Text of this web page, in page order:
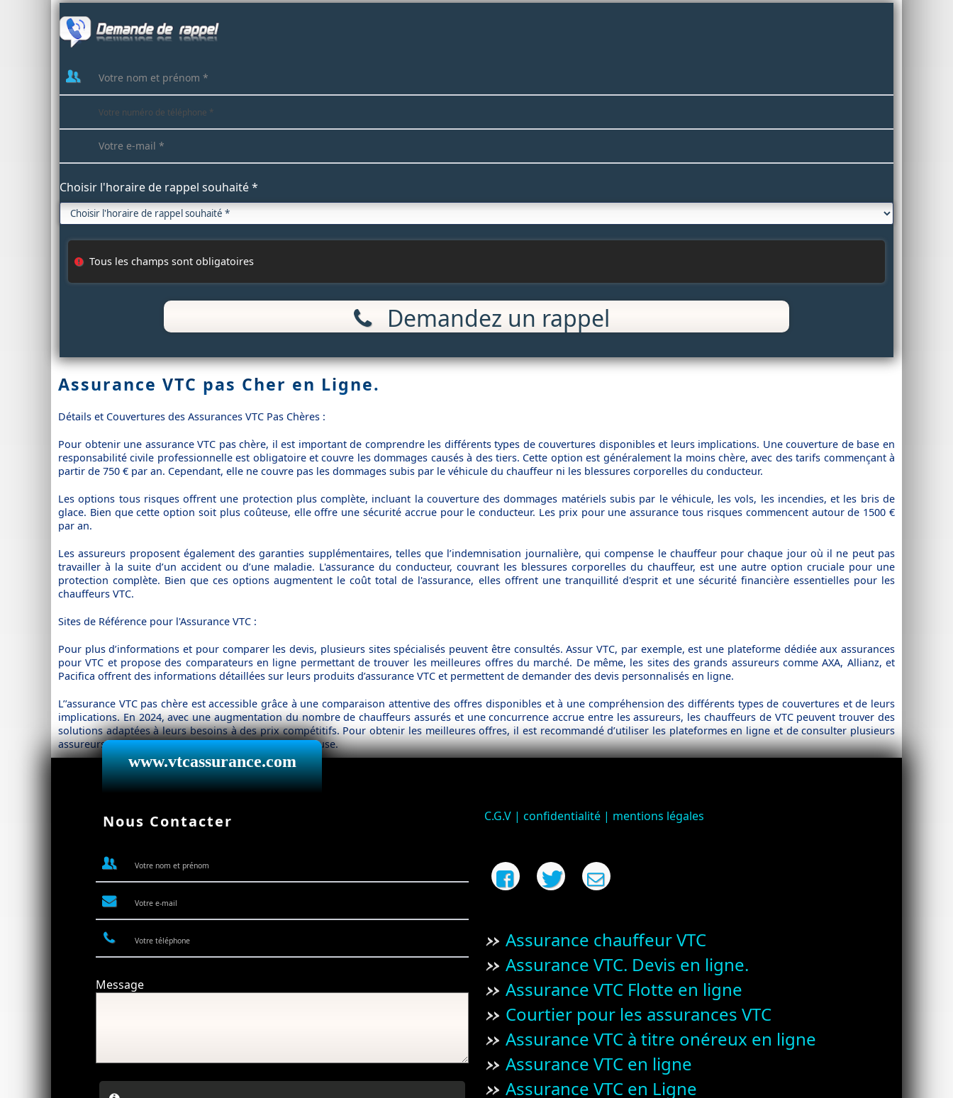
Choisir l'horaire de rappel souhaité *
Tous les champs sont obligatoires
Demandez un rappel
Assurance VTC pas Cher en Ligne.
Détails et Couvertures des Assurances VTC Pas Chères :
Pour obtenir une assurance VTC pas chère, il est important de comprendre les différents types de couvertures disponibles et leurs implications. Une couverture de base en
responsabilité civile professionnelle est obligatoire et couvre les dommages causés à des tiers. Cette option est généralement la moins chère, avec des tarifs commençant à
partir de 750 € par an. Cependant, elle ne couvre pas les dommages subis par le véhicule du chauffeur ni les blessures corporelles du conducteur.
Les options tous risques offrent une protection plus complète, incluant la couverture des dommages matériels subis par le véhicule, les vols, les incendies, et les bris de
glace. Bien que cette option soit plus coûteuse, elle offre une sécurité accrue pour le conducteur. Les prix pour une assurance tous risques commencent autour de 1500 €
par an.
Les assureurs proposent également des garanties supplémentaires, telles que l’indemnisation journalière, qui compense le chauffeur pour chaque jour où il ne peut pas
travailler à la suite d’un accident ou d’une maladie. L'assurance du conducteur, couvrant les blessures corporelles du chauffeur, est une autre option cruciale pour une
protection complète. Bien que ces options augmentent le coût total de l'assurance, elles offrent une tranquillité d'esprit et une sécurité financière essentielles pour les
chauffeurs VTC.
Sites de Référence pour l'Assurance VTC :
Pour plus d’informations et pour comparer les devis, plusieurs sites spécialisés peuvent être consultés. Assur VTC, par exemple, est une plateforme dédiée aux assurances
pour VTC et propose des comparateurs en ligne permettant de trouver les meilleures offres du marché. De même, les sites des grands assureurs comme AXA, Allianz, et
Pacifica offrent des informations détaillées sur leurs produits d’assurance VTC et permettent de demander des devis personnalisés en ligne.
L’’assurance VTC pas chère est accessible grâce à une comparaison attentive des offres disponibles et à une compréhension des différents types de couvertures et de leurs
implications. En 2024, avec une augmentation du nombre de chauffeurs assurés et une concurrence accrue entre les assureurs, les chauffeurs de VTC peuvent trouver des
solutions adaptées à leurs besoins à des prix compétitifs. Pour obtenir les meilleures offres, il est recommandé d’utiliser les plateformes en ligne et de consulter plusieurs
assureurs pour trouver la couverture la plus avantageuse.
Nous Contacter
Message
C.G.V | confidentialité | mentions légales
Assurance chauffeur VTC
Assurance VTC. Devis en ligne.
Assurance VTC Flotte en ligne
Courtier pour les assurances VTC
Assurance VTC à titre onéreux en ligne
Assurance VTC en ligne
Assurance VTC en Ligne